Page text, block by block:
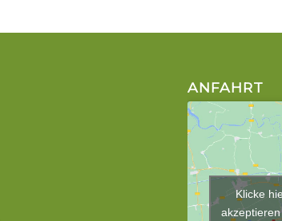
ANFAHRT
Klicke